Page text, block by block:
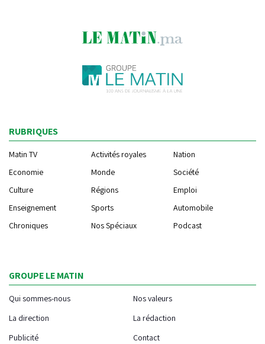
RUBRIQUES
Matin TV Activités royales
Nation
Economie
Monde
Société
Culture
Régions
Emploi
Enseignement
Sports
Automobile
Chroniques
Nos Spéciaux Podcast
GROUPE LE MATIN
Qui sommes-nous
Nos valeurs
La direction
La rédaction
Publicité
Contact